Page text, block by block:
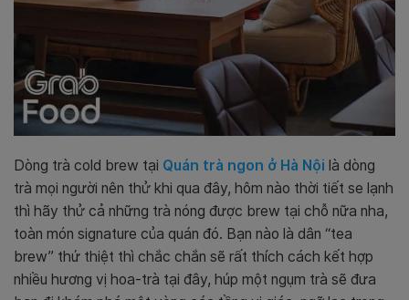
Dòng trà cold brew tại Quán trà ngon ở Hà Nội là dòng
trà mọi người nên thử khi qua đây, hôm nào thời tiết se lạnh
thì hãy thử cả những trà nóng được brew tại chỗ nữa nha,
toàn món signature của quán đó. Bạn nào là dân “tea
brew” thứ thiệt thì chắc chắn sẽ rất thích cách kết hợp
nhiều hương vị hoa-trà tại đây, húp một ngụm trà sẽ đưa